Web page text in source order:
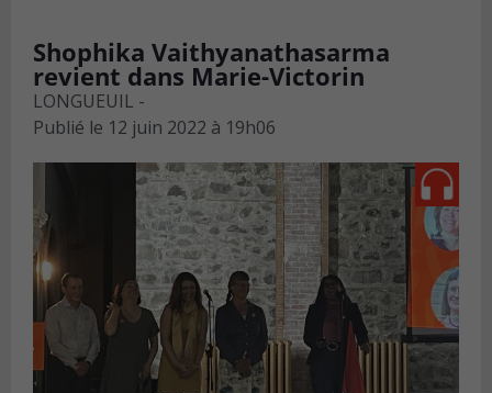
Shophika Vaithyanathasarma
revient dans Marie-Victorin
LONGUEUIL -
Publié le 12 juin 2022 à 19h06